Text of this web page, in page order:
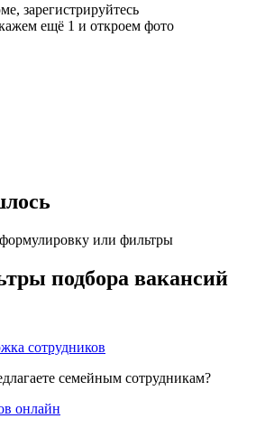
зарегистрируйтесь
ещё 1 и откроем фото
или фильтры
подбора вакансий
сотрудников
семейным сотрудникам?
онлайн